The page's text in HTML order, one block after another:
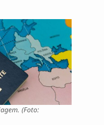
(Foto: